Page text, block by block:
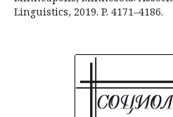
Linguistics, 2019. P. 4171–4186.